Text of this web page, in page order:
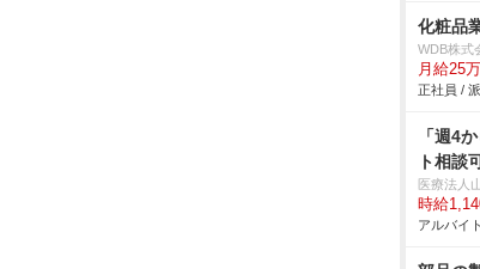
化粧品
WDB株式
月給25
正社員 /
「週4
ト相談
医療法人
時給
アルバイ